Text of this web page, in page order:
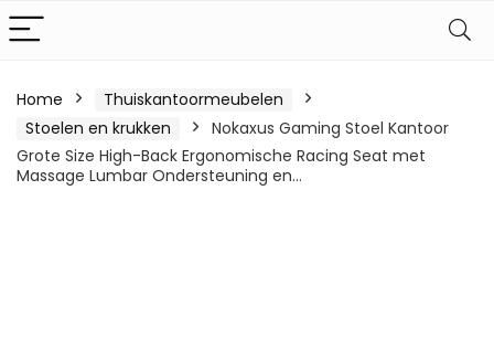
Home
Thuiskantoormeubelen
Stoelen en krukken
Nokaxus Gaming Stoel Kantoor
Grote Size High-Back Ergonomische Racing Seat met
Massage Lumbar Ondersteuning en…